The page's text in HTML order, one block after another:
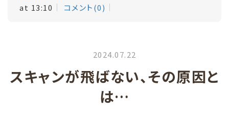
at 13:10
コメント(0)
2024.07.22
スキャンが飛ばない、その原因と
は…